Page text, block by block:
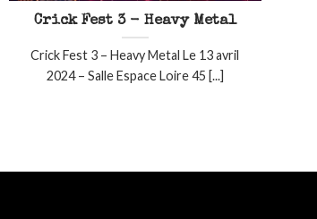
Crick Fest 3 - Heavy Metal
Crick Fest 3 – Heavy Metal Le 13 avril
2024 – Salle Espace Loire 45 [...]